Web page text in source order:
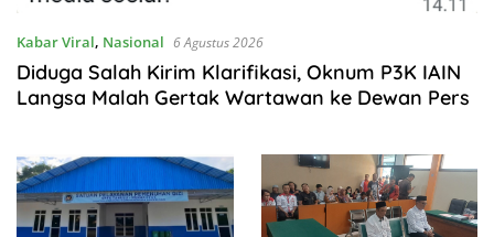
Kabar Viral, Nasional 6 Agustus 2026
Diduga Salah Kirim Klarifikasi, Oknum P3K IAIN
Langsa Malah Gertak Wartawan ke Dewan Pers